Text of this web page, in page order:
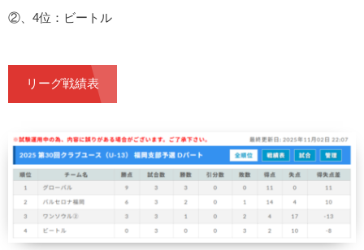
②、4位：ビートル
リーグ戦績表